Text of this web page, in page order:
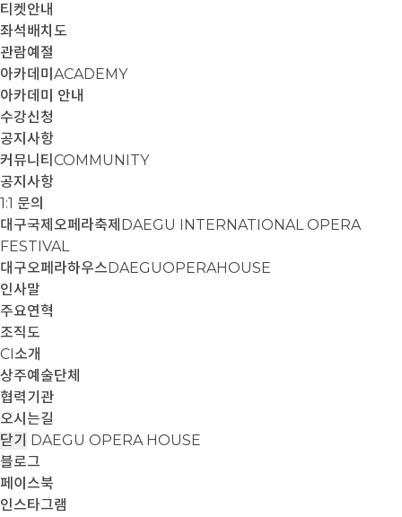
티켓안내
좌석배치도
관람예절
아카데미 ACADEMY
아카데미 안내
수강신청
공지사항
커뮤니티 COMMUNITY
공지사항
1:1 문의
대구국제오페라축제 DAEGU INTERNATIONAL OPERA
FESTIVAL
대구오페라하우스DAEGUOPERAHOUSE
인사말
주요연혁
조직도
CI소개
상주예술단체
협력기관
오시는길
닫기 DAEGU OPERA HOUSE
블로그
페이스북
인스타그램